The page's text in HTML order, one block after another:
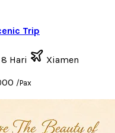
Trip
8 Hari
Xiamen
/Pax